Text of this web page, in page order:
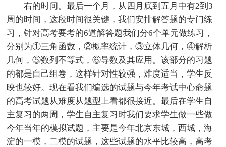
右的时间。最后一个月，从四月底到五月中有2到3
周的时间，这段时间很关键，我们安排解答题的专门练
习，针对高考要考的6道解答题我们分6个单元做练习，
分别为①三角函数，②概率统计，③立体几何，④解析
几何，⑤数列不等式，⑥导数及其应用。该部分的习题
的都是自己组卷，这样针对性较强，难度适当，学生反
映也较好。现在看我们编选的试题与今年考试中心命题
的高考试题从难度从题型上看都很接近。最后在学生自
主复习的两周，学生自主复习时我们要求学生做一些做
今年当年的模拟试题，主要是今年北京东城，西城，海
淀的一模，二模的试题，这些试题的水平比较高，高考